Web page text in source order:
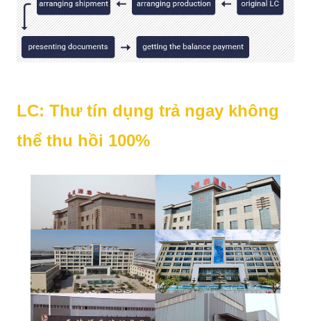
LC: Thư tín dụng trả ngay không
thể thu hồi 100%